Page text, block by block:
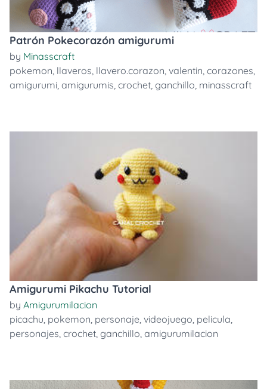
Patrón Pokecorazón amigurumi
by Minasscraft
pokemon, llaveros, llavero.corazon, valentin, corazones,
amigurumi, amigurumis, crochet, ganchillo, minasscraft
Amigurumi Pikachu Tutorial
by Amigurumilacion
picachu, pokemon, personaje, videojuego, pelicula,
personajes, crochet, ganchillo, amigurumilacion